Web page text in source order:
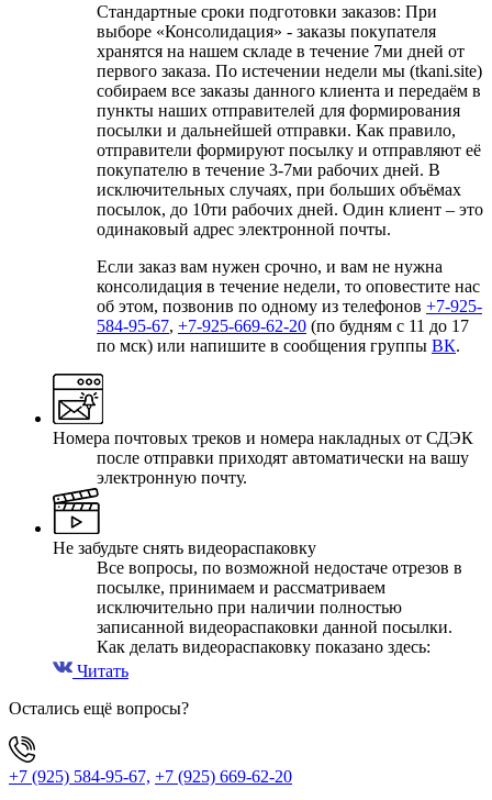
Стандартные сроки подготовки заказов: При
выборе «Консолидация» - заказы покупателя
хранятся на нашем складе в течение 7ми дней от
первого заказа. По истечении недели мы (tkani.site)
собираем все заказы данного клиента и передаём в
пункты наших отправителей для формирования
посылки и дальнейшей отправки. Как правило,
отправители формируют посылку и отправляют её
покупателю в течение 3-7ми рабочих дней. В
исключительных случаях, при больших объёмах
посылок, до 10ти рабочих дней. Один клиент – это
одинаковый адрес электронной почты.
Если заказ вам нужен срочно, и вам не нужна
консолидация в течение недели, то оповестите нас
об этом, позвонив по одному из телефонов +7-925-
584-95-67, +7-925-669-62-20 (по будням с 11 до 17
по мск) или напишите в сообщения группы ВК.
Номера почтовых треков и номера накладных от СДЭК
после отправки приходят автоматически на вашу
электронную почту.
Не забудьте снять видеораспаковку
Все вопросы, по возможной недостаче отрезов в
посылке, принимаем и рассматриваем
исключительно при наличии полностью
записанной видеораспаковки данной посылки.
Как делать видеораспаковку показано здесь:
Читать
Остались ещё вопросы?
+7 (925) 584-95-67, +7 (925) 669-62-20